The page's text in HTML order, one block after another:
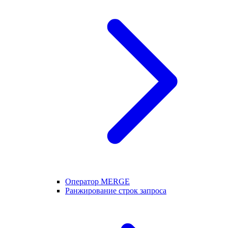
Оператор MERGE
Ранжирование строк запроса